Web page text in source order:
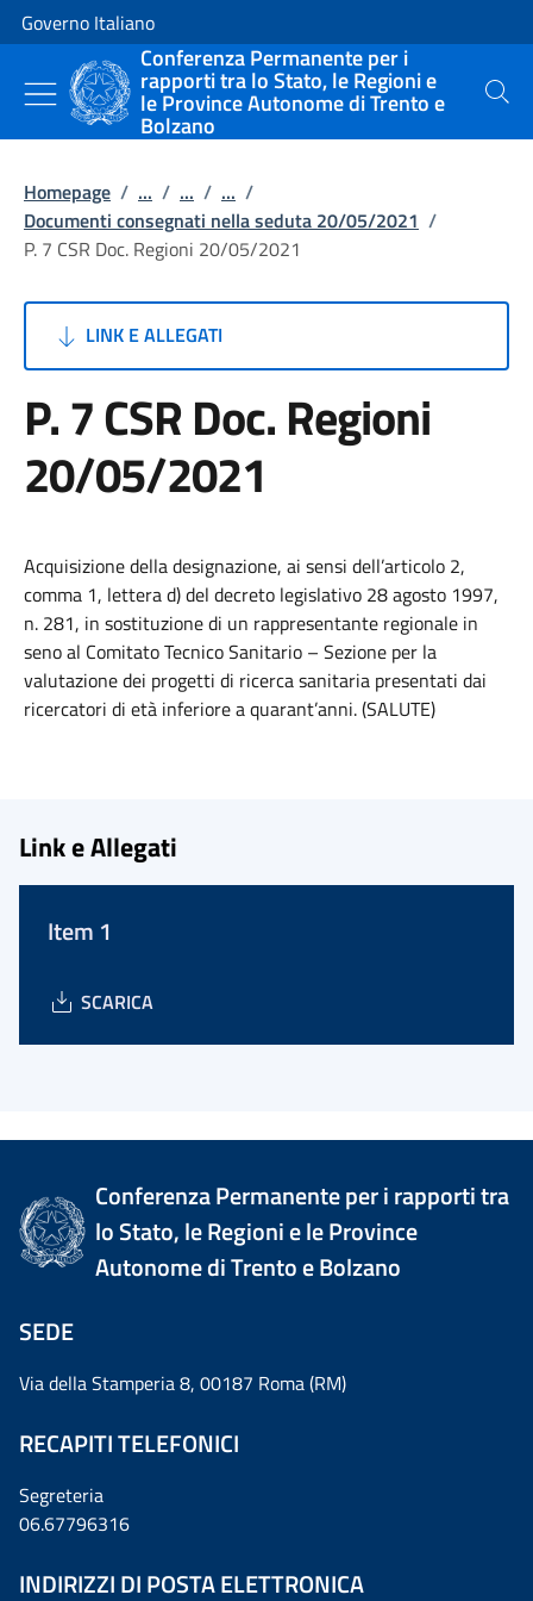
Vai al contenuto
Vai alla navigazione del sito
Governo Italiano
Conferenza Permanente per i
rapporti tra lo Stato, le Regioni e
le Province Autonome di Trento e
Bolzano
Cerca
Homepage / ... / ... / ... /
Documenti consegnati nella seduta 20/05/2021 /
P. 7 CSR Doc. Regioni 20/05/2021
LINK E ALLEGATI
P. 7 CSR Doc. Regioni
20/05/2021
Acquisizione della designazione, ai sensi dell’articolo 2,
comma 1, lettera d) del decreto legislativo 28 agosto 1997,
n. 281, in sostituzione di un rappresentante regionale in
seno al Comitato Tecnico Sanitario – Sezione per la
valutazione dei progetti di ricerca sanitaria presentati dai
ricercatori di età inferiore a quarant’anni. (SALUTE)
Link e Allegati
Item 1
SCARICA
Conferenza Permanente per i rapporti tra
lo Stato, le Regioni e le Province
Autonome di Trento e Bolzano
SEDE
Via della Stamperia 8, 00187 Roma (RM)
RECAPITI TELEFONICI
Segreteria
06.67796316
INDIRIZZI DI POSTA ELETTRONICA